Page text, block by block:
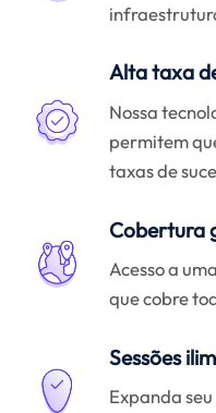
Alta taxa
Nossa
permitem
taxas de
Cobertura
Acesso a
que cobre
Sessões
Expanda